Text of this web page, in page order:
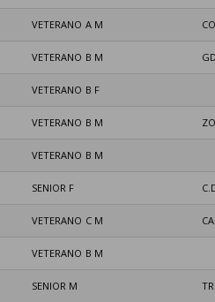
VETERANO A M
VETERANO B M
VETERANO B F
VETERANO B M
VETERANO B M
SENIOR F
VETERANO C M
VETERANO B M
SENIOR M